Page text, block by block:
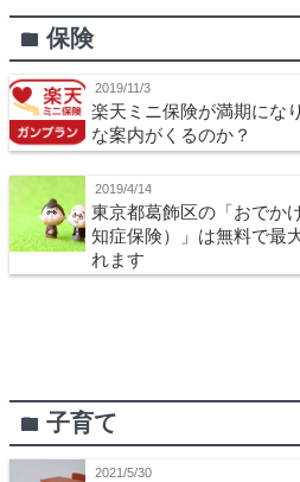
folder 保険
2019/11/3
楽天ミニ保険が満期にな
な案内がくるのか？
2019/4/14
東京都葛飾区の「おでか
知症保険）」は無料で最
れます
folder 子育て
2021/5/30